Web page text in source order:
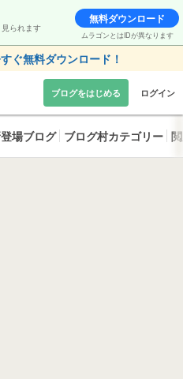
られます
無料ダウンロード
ムラゴンとはIDが異なります
ぐ無料ダウンロード！
ブログをはじめる ログイン
場ブログ ブログ村カテゴリー